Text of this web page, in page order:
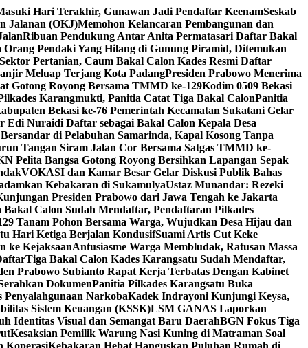
Hari Terakhir, Gunawan Jadi Pendaftar KeenamSeskab
Jalanan (OKJ)Memohon Kelancaran Pembangunan dan
Ribuan Pendukung Antar Anita Permatasari Daftar Bakal
Orang Pendaki Yang Hilang di Gunung Piramid, Ditemukan
Pertanian, Caum Bakal Calon Kades Resmi Daftar
Meluap Terjang Kota PadangPresiden Prabowo Menerima
Gotong Royong Bersama TMMD ke-129Kodim 0509 Bekasi
Karangmukti, Panitia Catat Tiga Bakal CalonPanitia
Bekasi ke-76 Pemerintah Kecamatan Sukatani Gelar
Edi Nuraidi Daftar sebagai Bakal Calon Kepala Desa
di Pelabuhan Samarinda, Kapal Kosong Tanpa
Tangan Siram Jalan Cor Bersama Satgas TMMD ke-
Pelita Bangsa Gotong Royong Bersihkan Lapangan Sepak
VOKASI dan Kamar Besar Gelar Diskusi Publik Bahas
Kebakaran di SukamulyaUstaz Munandar: Rezeki
Presiden Prabowo dari Jawa Tengah ke Jakarta
Bakal Calon Sudah Mendaftar, Pendaftaran Pilkades
Tanam Pohon Bersama Warga, Wujudkan Desa Hijau dan
Hari Ketiga Berjalan KondusifSuami Artis Cut Keke
ke KejaksaanAntusiasme Warga Membludak, Ratusan Massa
Tiga Bakal Calon Kades Karangsatu Sudah Mendaftar,
Prabowo Subianto Rapat Kerja Terbatas Dengan Kabinet
DokumenPanitia Pilkades Karangsatu Buka
NarkobaKadek Indrayoni Kunjungi Keysa,
Sistem Keuangan (KSSK)LSM GANAS Laporkan
Identitas Visual dan Semangat Baru DaerahBGN Fokus Tiga
Kesaksian Pemilik Warung Nasi Kuning di Matraman Soal
KoperasiKebakaran Hebat Hanguskan Puluhan Rumah di